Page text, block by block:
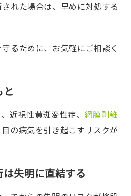
れた場合は、早めに対処する
るために、お気軽にご相談く
と
、近視性黄斑変性症、網膜剥離
の病気を引き起こすリスクが
失明に直結する